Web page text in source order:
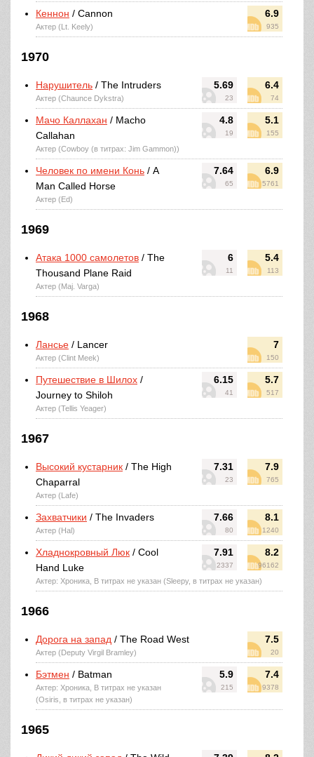
6.9
935
Кеннон / Cannon
Актер (Lt. Keely)
1970
5.69
23
6.4
74
Нарушитель / The Intruders
Актер (Chaunce Dykstra)
4.8
19
5.1
155
Мачо Каллахан / Macho
Callahan
Актер (Cowboy (в титрах: Jim Gammon))
7.64
65
6.9
5761
Человек по имени Конь / A
Man Called Horse
Актер (Ed)
1969
6
11
5.4
113
Атака 1000 самолетов / The
Thousand Plane Raid
Актер (Maj. Varga)
1968
7
150
Лансье / Lancer
Актер (Clint Meek)
6.15
41
5.7
517
Путешествие в Шилох /
Journey to Shiloh
Актер (Tellis Yeager)
1967
7.31
23
7.9
765
Высокий кустарник / The High
Chaparral
Актер (Lafe)
7.66
80
8.1
1240
Захватчики / The Invaders
Актер (Hal)
7.91
2337
8.2
96162
Хладнокровный Люк / Cool
Hand Luke
Актер: Хроника, В титрах не указан (Sleepy, в титрах не указан)
1966
7.5
20
Дорога на запад / The Road West
Актер (Deputy Virgil Bramley)
5.9
215
7.4
9378
Бэтмен / Batman
Актер: Хроника, В титрах не указан
(Osiris, в титрах не указан)
1965